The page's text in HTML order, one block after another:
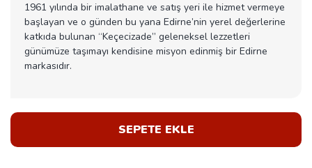
1961 yılında bir imalathane ve satış yeri ile hizmet vermeye
başlayan ve o günden bu yana Edirne’nin yerel değerlerine
katkıda bulunan “Keçecizade” geleneksel lezzetleri
günümüze taşımayı kendisine misyon edinmiş bir Edirne
markasıdır.
SEPETE EKLE